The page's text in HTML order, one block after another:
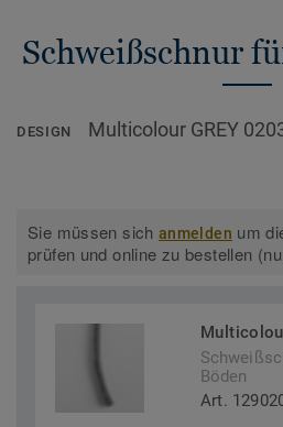
Schweißschnur
DESIGN Multicolour GREY
Sie müssen sichanmelden um
prüfen und online zu bestellen
Böden
Art.